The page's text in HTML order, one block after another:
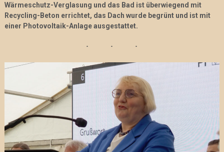
Wärmeschutz-Verglasung und das Bad ist überwiegend mit
Recycling-Beton errichtet, das Dach wurde begrünt und ist mit
einer Photovoltaik-Anlage ausgestattet.